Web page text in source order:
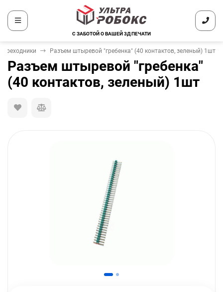
С ЗАБОТОЙ О ВАШЕЙ 3Д ПЕЧАТИ
Разъем штыревой "гребенка" (40 контактов, зеленый) 1шт
Разъем штыревой "гребенка"
(40 контактов, зеленый) 1шт